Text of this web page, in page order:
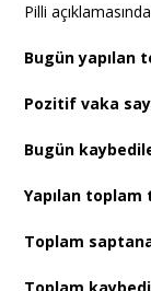
Pilli
Bugün yapılan
Pozitif vaka
Bugün
Yapılan toplam
Toplam